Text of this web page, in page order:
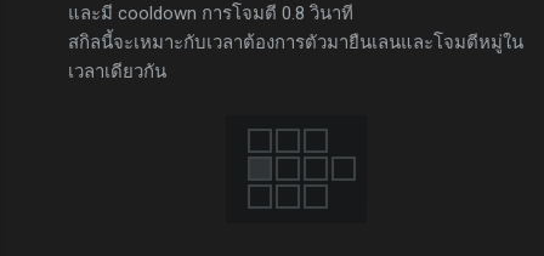
และมี cooldown การโจมตี 0.8 วินาที
สกิลนี้จะเหมาะกับเวลาต้องการตัวมายืนเลนและโจมตีหมู่ใน
เวลาเดียวกัน